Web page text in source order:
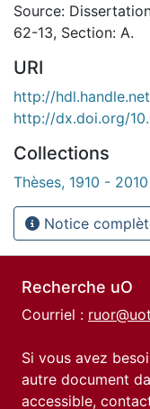
Source:
62-13, Section: A.
URI
http://
http://dx.doi.org/
Collections
Thèses, 1910 -
Notice
Recherche uO
Courriel :
Si vous avez
autre document
accessible,